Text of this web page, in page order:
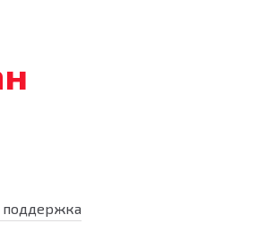
поддержка